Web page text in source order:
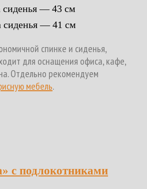
— 43 см
сиденья — 41 см
спинке и сиденья,
для оснащения офиса, кафе,
Отдельно рекомендуем
мебель.
с подлокотниками